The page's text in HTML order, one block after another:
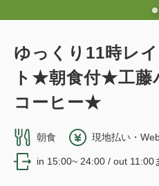
ゆっくり11時レ
ト★朝食付★工藤
コーヒー★
朝食 現地払い・
in 15:00~ 24:00 / out 11:00